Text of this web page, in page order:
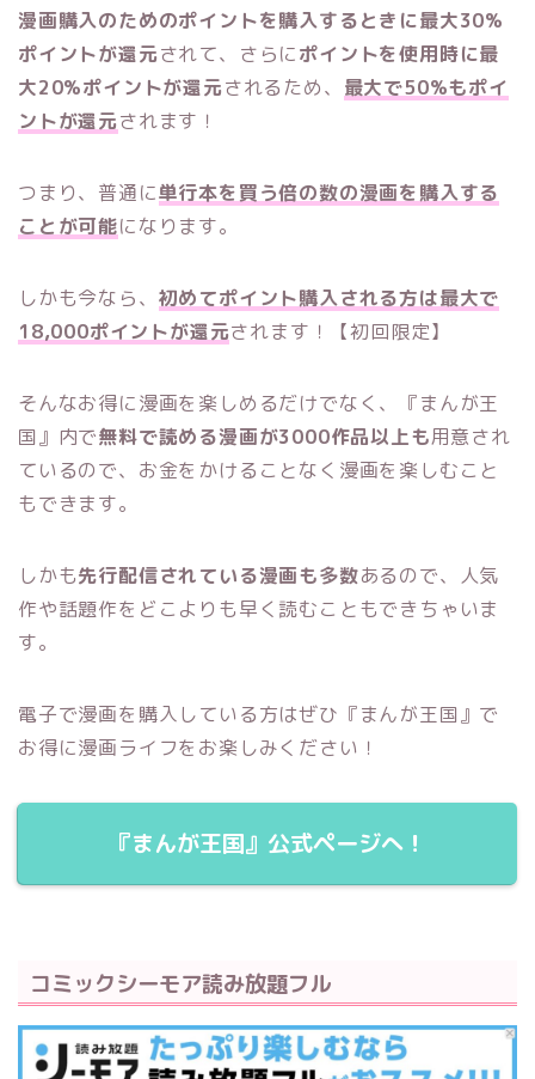
漫画購入のためのポイントを購入するときに最大30%
ポイントが還元されて、さらにポイントを使用時に最
大20%ポイントが還元されるため、 最大で50%もポイ
ントが還元されます！
つまり、普通に単行本を買う倍の数の漫画を購入する
ことが可能になります。
しかも今なら、 初めてポイント購入される方は最大で
18,000ポイントが還元されます！【初回限定】
そんなお得に漫画を楽しめるだけでなく、『まんが王
国』内で無料で読める漫画が3000作品以上も用意され
ているので、お金をかけることなく漫画を楽しむこと
もできます。
しかも先行配信されている漫画も多数あるので、人気
作や話題作をどこよりも早く読むこともできちゃいま
す。
電子で漫画を購入している方はぜひ『まんが王国』で
お得に漫画ライフをお楽しみください！
『まんが王国』公式ページへ！
コミックシーモア読み放題フル